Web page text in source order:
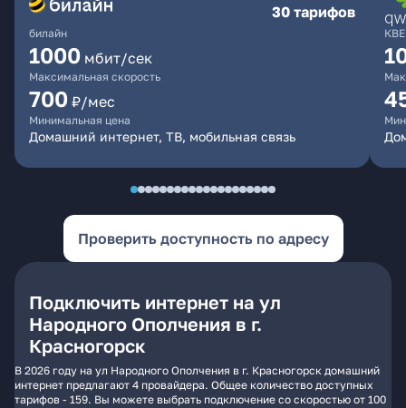
билайн
30 тарифов
1000 мбит/сек
Максимальная скорость
700 ₽/мес
Минимальная цена
Домашний интернет, ТВ, мобильная связь
Проверить доступность по адресу
Подключить интернет на ул
Народного Ополчения в г.
Красногорск
В 2026 году на ул Народного Ополчения в г. Красногорск домашний
интернет предлагают 4 провайдера. Общее количество доступных
тарифов - 159. Вы можете выбрать подключение со скоростью от 100